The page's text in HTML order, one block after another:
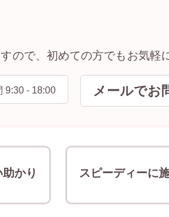
ので、初めての方でもお気軽
9:30 - 18:00 メールでお
かり
スピーディーに